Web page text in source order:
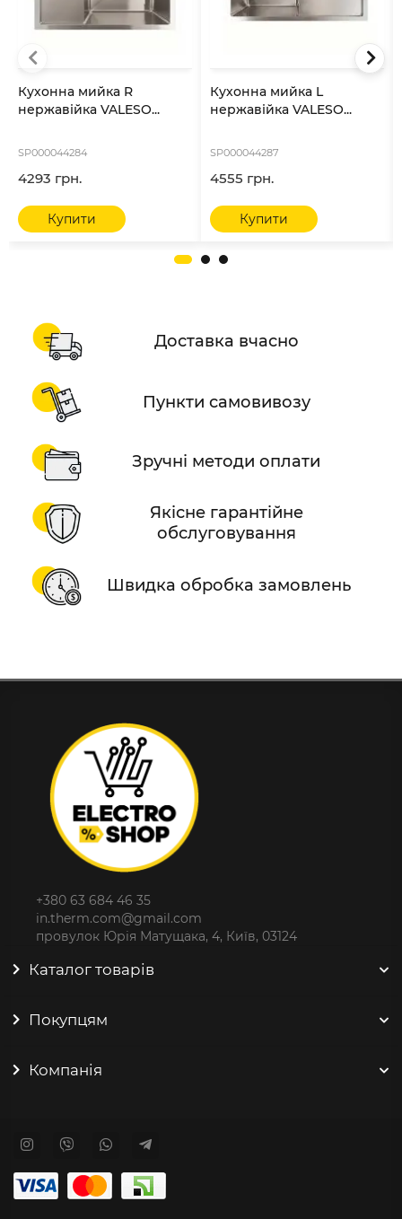
Кухонна мийка R
нержавійка VALESO...
SP000044284
4293 грн.
Купити
Кухонна мийка L
нержавійка VALESO...
SP000044287
4555 грн.
Купити
Доставка вчасно
Пункти самовивозу
Зручні методи оплати
Якісне гарантійне
обслуговування
Швидка обробка замовлень
+380 63 684 46 35
in.therm.com@gmail.com
провулок Юрія Матущака, 4, Київ, 03124
Каталог товарів
Покупцям
Компанія